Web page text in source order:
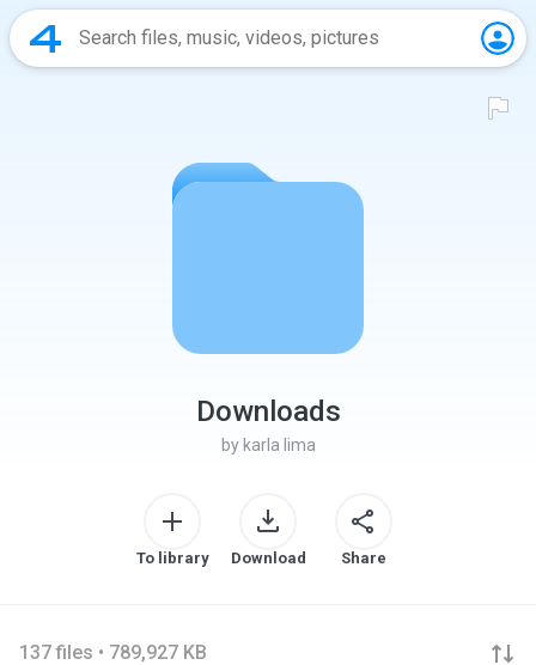
Downloads
by karla lima
To library Download Share
137 files • 789,927 KB